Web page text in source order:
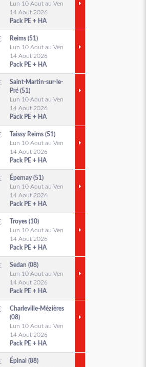
Lun 10 Aout au Ven
14 Aout 2026
Pack PE + HA
Reims (51)
Lun 10 Aout au Ven
14 Aout 2026
Pack PE + HA
Saint-Martin-sur-le-
Pré (51)
Lun 10 Aout au Ven
14 Aout 2026
Pack PE + HA
Taissy Reims (51)
Lun 10 Aout au Ven
14 Aout 2026
Pack PE + HA
Épernay (51)
Lun 10 Aout au Ven
14 Aout 2026
Pack PE + HA
Troyes (10)
Lun 10 Aout au Ven
14 Aout 2026
Pack PE + HA
Sedan (08)
Lun 10 Aout au Ven
14 Aout 2026
Pack PE + HA
Charleville-Mézières
(08)
Lun 10 Aout au Ven
14 Aout 2026
Pack PE + HA
Épinal (88)